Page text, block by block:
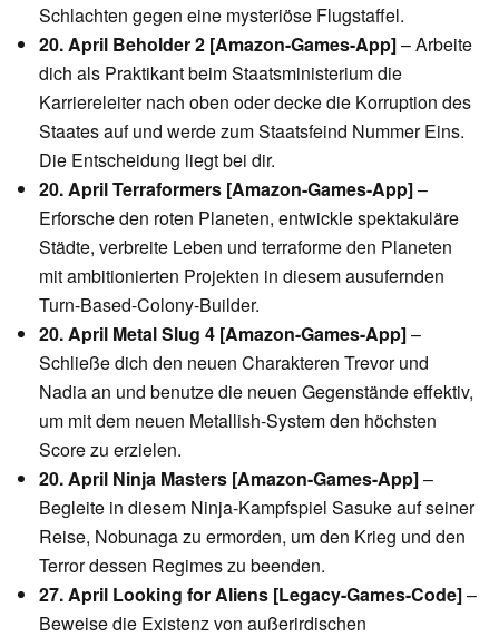
Schlachten gegen eine mysteriöse Flugstaffel.
20. April Beholder 2 [Amazon-Games-App]– Arbeite
dich als Praktikant beim Staatsministerium die
Karriereleiter nach oben oder decke die Korruption des
Staates auf und werde zum Staatsfeind Nummer Eins.
Die Entscheidung liegt bei dir.
20. April Terraformers [Amazon-Games-App]–
Erforsche den roten Planeten, entwickle spektakuläre
Städte, verbreite Leben und terraforme den Planeten
mit ambitionierten Projekten in diesem ausufernden
Turn-Based-Colony-Builder.
20. April Metal Slug 4 [Amazon-Games-App]–
Schließe dich den neuen Charakteren Trevor und
Nadia an und benutze die neuen Gegenstände effektiv,
um mit dem neuen Metallish-System den höchsten
Score zu erzielen.
20. April Ninja Masters [Amazon-Games-App]–
Begleite in diesem Ninja-Kampfspiel Sasuke auf seiner
Reise, Nobunaga zu ermorden, um den Krieg und den
Terror dessen Regimes zu beenden.
27. April Looking for Aliens [Legacy-Games-Code]–
Beweise die Existenz von außerirdischen